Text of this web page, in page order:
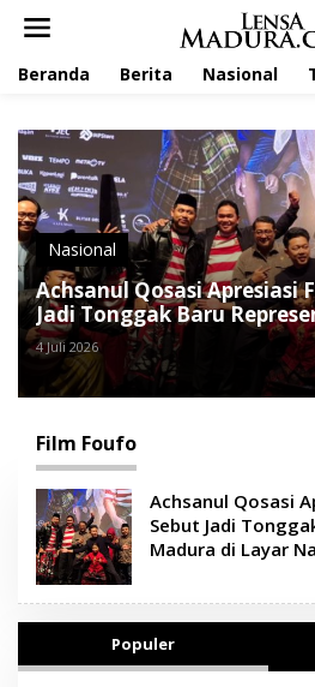
Beranda Berita Nasional
Nasional
Achsanul Qosasi Apresiasi
Jadi Tonggak Baru
Layar Nasional
4 Juli 2026
Film Foufo
Achsanul Qosasi
Sebut Jadi
Madura di Layar
Populer